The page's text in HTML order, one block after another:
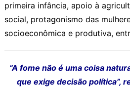
primeira infância, apoio à
social, protagonismo das
socioeconômica e produtiva,
“A fome não é uma coisa
que exige decisão política”,